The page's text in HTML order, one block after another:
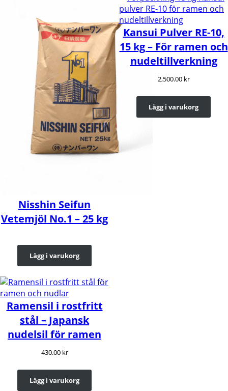
Nisshin Seifun
Vetemjöl No.1 – 25 kg
Lägg i varukorg
Kansui Pulver RE-10,
15 kg – För ramen och
nudeltillverkning
2,500.00 kr
Lägg i varukorg
Ramensil i rostfritt
stål – Japansk
nudelsil för ramen
430.00 kr
Lägg i varukorg